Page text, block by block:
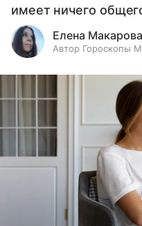
имеет ничего
Елена Макарова
Автор Гороскопы